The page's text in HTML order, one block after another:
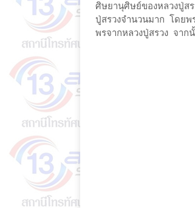
ศิษยานุศิษย์ของหลวงปู่ส
ปู่สรวงจำนวนมาก โดย
พรจากหลวงปู่สรวง จาก